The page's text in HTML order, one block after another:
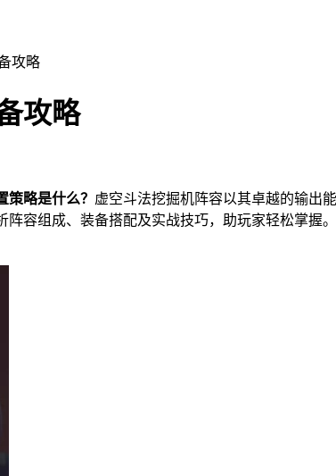
攻略
攻略
略是什么？ 虚空斗法挖掘机阵容以其卓越的输出
容组成、装备搭配及实战技巧，助玩家轻松掌握